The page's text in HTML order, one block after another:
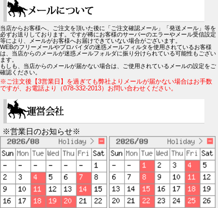
当店からお客様へ、ご注文を頂いた後に「ご注文確認メール」「発送メール」等を
必ずお送りしております。ですが稀にお客様のサーバーのエラーやメール受信設定
等により、メールがお客様へお届けできていない場合がございます。
WEBのフリーメールやプロバイダの迷惑メールフィルタを使用されているお客様
は、当店からのメールが迷惑メールフォルダに振り分けられている可能性もござい
ます。
もしも、当店からのメールが届かない場合は、ご使用されているメールの設定をご
確認ください。
※ご注文後【3営業日】を過ぎても弊社よりメールが届かない場合はお手数
ですが、お電話より（078-332-2013）お問い合わせください。
※営業日のお知らせ※